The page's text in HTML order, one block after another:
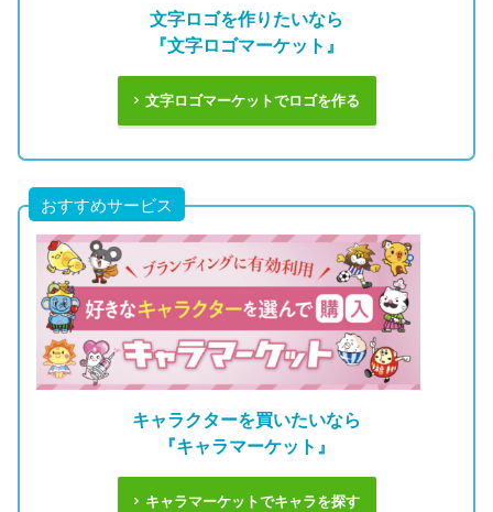
文字ロゴを作りたいなら
『文字ロゴマーケット』
文字ロゴマーケットでロゴを作る
おすすめサービス
キャラクターを買いたいなら
『キャラマーケット』
キャラマーケットでキャラを探す